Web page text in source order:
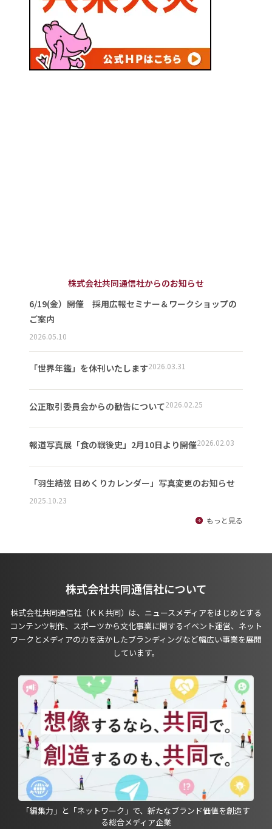
株式会社共同通信社からのお知らせ
6/19(金）開催 採用広報セミナー＆ワークショップの
ご案内
2026.05.10
「世界年鑑」を休刊いたします2026.03.31
公正取引委員会からの勧告について2026.02.25
報道写真展「食の戦後史」2月10日より開催2026.02.03
「羽生結弦 日めくりカレンダー」写真変更のお知らせ
2025.10.23
もっと見る
株式会社共同通信社について
株式会社共同通信社（ＫＫ共同）は、ニュースメディアをはじめとする
コンテンツ制作、スポーツから文化事業に関するイベント運営、ネット
ワークとメディアの力を活かしたブランディングなど幅広い事業を展開
しています。
「編集力」と「ネットワーク」で、新たなブランド価値を創造す
る総合メディア企業